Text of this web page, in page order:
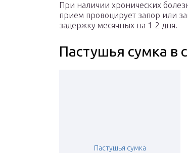
При наличии хронических
прием провоцирует запор или
задержку месячных на 1-2 дня.
Пастушья сумка в
Пастушья сумка